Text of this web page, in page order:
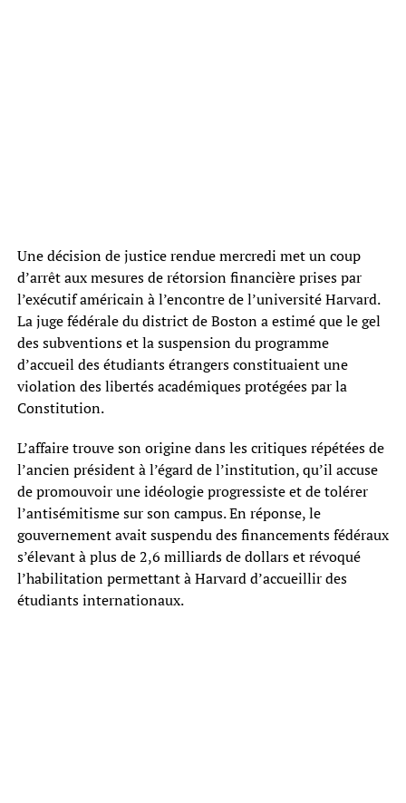
Une décision de justice rendue mercredi met un coup
d’arrêt aux mesures de rétorsion financière prises par
l’exécutif américain à l’encontre de l’université Harvard.
La juge fédérale du district de Boston a estimé que le gel
des subventions et la suspension du programme
d’accueil des étudiants étrangers constituaient une
violation des libertés académiques protégées par la
Constitution.
L’affaire trouve son origine dans les critiques répétées de
l’ancien président à l’égard de l’institution, qu’il accuse
de promouvoir une idéologie progressiste et de tolérer
l’antisémitisme sur son campus. En réponse, le
gouvernement avait suspendu des financements fédéraux
s’élevant à plus de 2,6 milliards de dollars et révoqué
l’habilitation permettant à Harvard d’accueillir des
étudiants internationaux.